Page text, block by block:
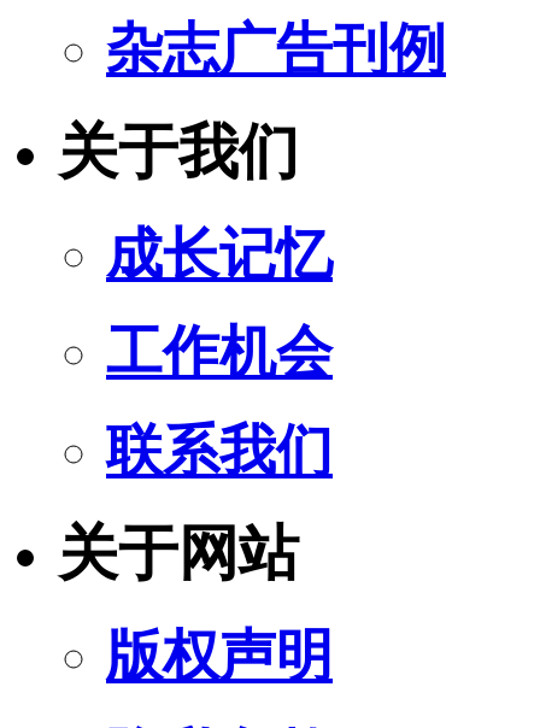
杂志广告刊例
关于我们
成长记忆
工作机会
联系我们
关于网站
版权声明